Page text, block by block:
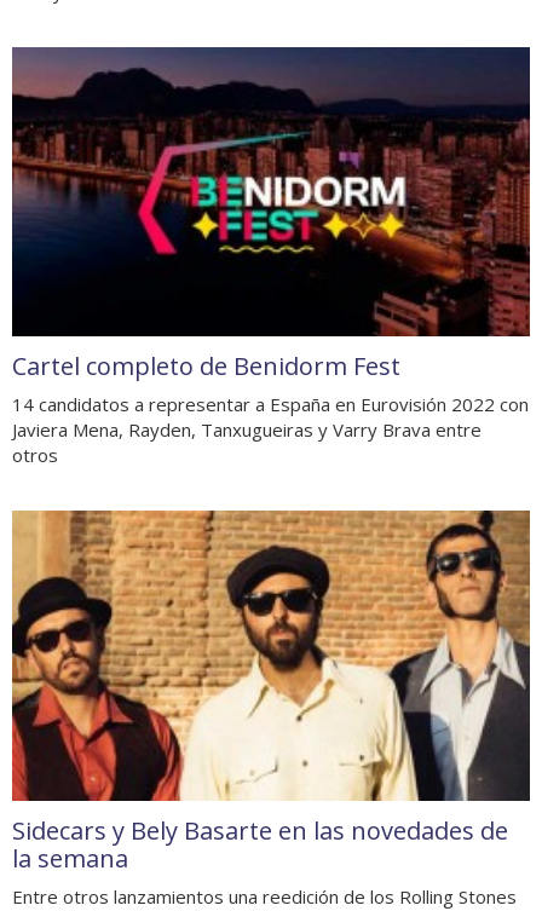
Cartel completo de Benidorm Fest
14 candidatos a representar a España en Eurovisión 2022 con
Javiera Mena, Rayden, Tanxugueiras y Varry Brava entre
otros
Sidecars y Bely Basarte en las novedades de
la semana
Entre otros lanzamientos una reedición de los Rolling Stones